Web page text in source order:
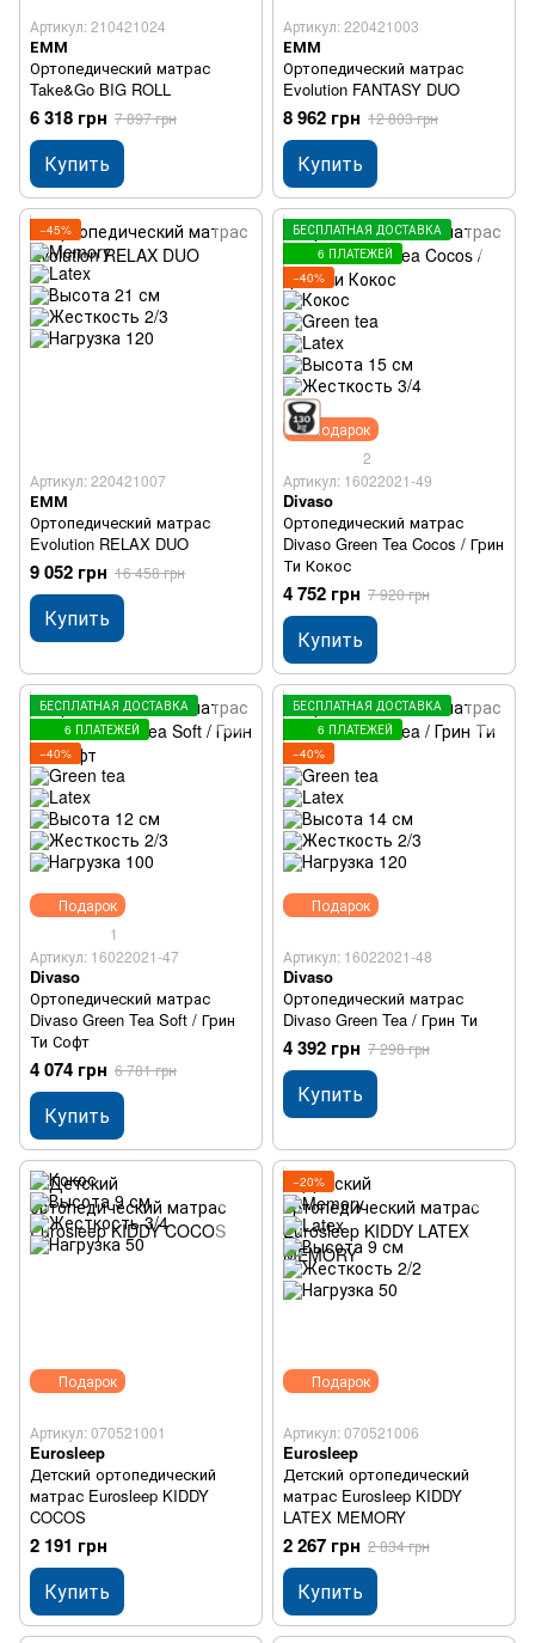
Артикул: 210421024
ЕММ
Ортопедический матрас
Take&Go BIG ROLL
6 318 грн 7 897 грн
Купить
Артикул: 220421003
ЕММ
Ортопедический матрас
Evolution FANTASY DUO
8 962 грн 12 803 грн
Купить
−45%
Артикул: 220421007
ЕММ
Ортопедический матрас
Evolution RELAX DUO
9 052 грн 16 458 грн
Купить
Подарок
БЕСПЛАТНАЯ ДОСТАВКА
6 ПЛАТЕЖЕЙ
−40%
2
Артикул: 16022021-49
Divaso
Ортопедический матрас
Divaso Green Tea Cocos / Грин
Ти Кокос
4 752 грн 7 920 грн
Купить
Подарок
БЕСПЛАТНАЯ ДОСТАВКА
6 ПЛАТЕЖЕЙ
−40%
1
Артикул: 16022021-47
Divaso
Ортопедический матрас
Divaso Green Tea Soft / Грин
Ти Софт
4 074 грн 6 781 грн
Купить
Подарок
БЕСПЛАТНАЯ ДОСТАВКА
6 ПЛАТЕЖЕЙ
−40%
Артикул: 16022021-48
Divaso
Ортопедический матрас
Divaso Green Tea / Грин Ти
4 392 грн 7 298 грн
Купить
Подарок
Артикул: 070521001
Eurosleep
Детский ортопедический
матрас Eurosleep KIDDY
COCOS
2 191 грн
Купить
Подарок
−20%
Артикул: 070521006
Eurosleep
Детский ортопедический
матрас Eurosleep KIDDY
LATEX MEMORY
2 267 грн 2 834 грн
Купить